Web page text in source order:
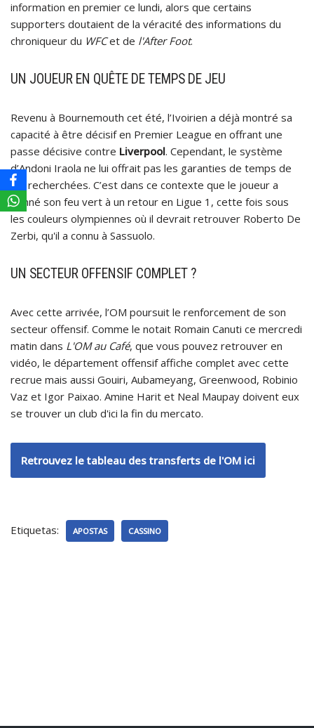
information en premier ce lundi, alors que certains
supporters doutaient de la véracité des informations du
chroniqueur du WFCet de l'After Foot.
UN JOUEUR EN QUÊTE DE TEMPS DE JEU
Revenu à Bournemouth cet été, l’Ivoirien a déjà montré sa
capacité à être décisif en Premier League en offrant une
passe décisive contre Liverpool. Cependant, le système
d’Andoni Iraola ne lui offrait pas les garanties de temps de
jeu recherchées. C’est dans ce contexte que le joueur a
donné son feu vert à un retour en Ligue 1, cette fois sous
les couleurs olympiennes où il devrait retrouver Roberto De
Zerbi, qu'il a connu à Sassuolo.
UN SECTEUR OFFENSIF COMPLET ?
Avec cette arrivée, l’OM poursuit le renforcement de son
secteur offensif. Comme le notait Romain Canuti ce mercredi
matin dans L'OM au Café, que vous pouvez retrouver en
vidéo, le département offensif affiche complet avec cette
recrue mais aussi Gouiri, Aubameyang, Greenwood, Robinio
Vaz et Igor Paixao. Amine Harit et Neal Maupay doivent eux
se trouver un club d'ici la fin du mercato.
Retrouvez le tableau des transferts de l'OM ici
Etiquetas: APOSTAS CASSINO